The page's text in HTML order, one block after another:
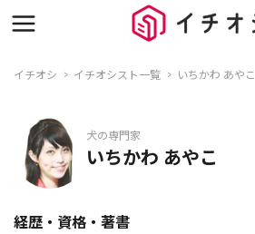
イチオシ イチオシスト一覧 いちかわ あやこ
犬の専門家
いちかわ あやこ
経歴・資格・著書